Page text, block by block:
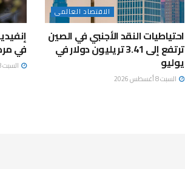
الاقتصاد العالمى
احتياطيات النقد الأجنبي في الصين
ترتفع إلى 3.41 تريليون دولار في
يوليو
السبت 8 أغسطس 2026
في
السبت 8 أغسطس 2026